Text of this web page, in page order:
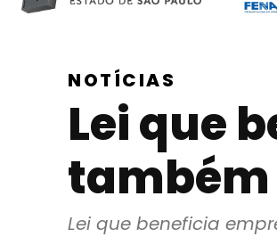
NOTÍCIAS
Lei que
também
Lei que beneficia